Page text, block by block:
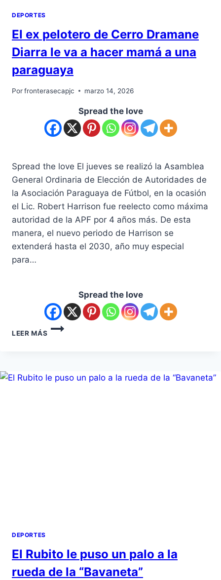
DEPORTES
El ex pelotero de Cerro Dramane
Diarra le va a hacer mamá a una
paraguaya
Porfronterasecapjc marzo 14, 2026
Spread the love
Spread the love El jueves se realizó la Asamblea
General Ordinaria de Elección de Autoridades de
la Asociación Paraguaya de Fútbol, en la ocasión
el Lic. Robert Harrison fue reelecto como máxima
autoridad de la APF por 4 años más. De esta
manera, el nuevo periodo de Harrison se
extenderá hasta el 2030, año muy especial
para…
Spread the love
LEER MÁS
DEPORTES
El Rubito le puso un palo a la
rueda de la “Bavaneta”